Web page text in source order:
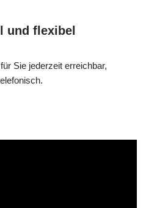
und flexibel
Sie jederzeit erreichbar,